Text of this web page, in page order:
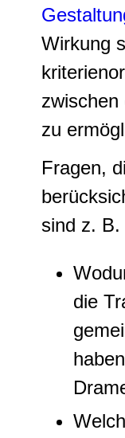
Wirkung
zwischen
zu
Fragen,
sind z.
die